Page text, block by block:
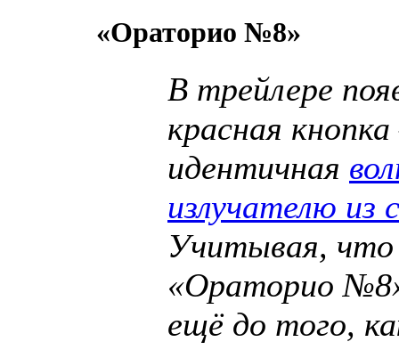
«Ораторио №8»
В трейлере
красная
идентичная
излучателю из
Учитывая,
«Ораторио
ещё до того,